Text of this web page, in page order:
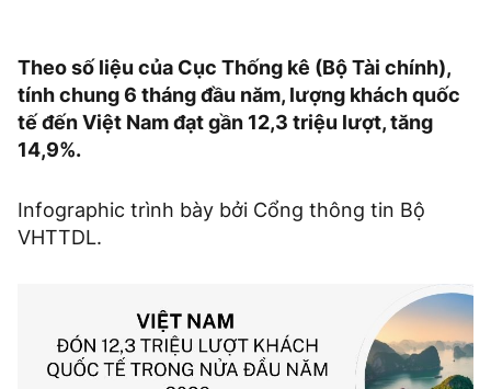
Theo số liệu của Cục Thống kê (Bộ Tài chính),
tính chung 6 tháng đầu năm, lượng khách quốc
tế đến Việt Nam đạt gần 12,3 triệu lượt, tăng
14,9%.
Infographic trình bày bởi Cổng thông tin Bộ
VHTTDL.